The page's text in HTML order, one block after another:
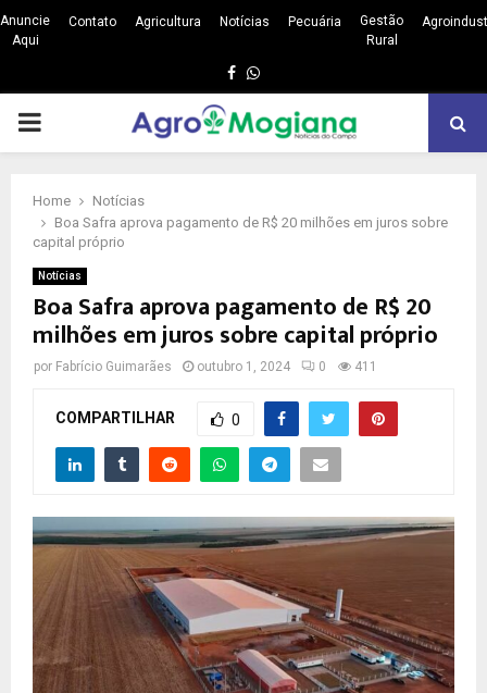
Anuncie
Aqui
Contato Agricultura Notícias Pecuária
Gestão
Rural
Facebook
Whatsapp
PRIMARY
Home
Notícias
Boa Safra aprova pagamento de R$ 20 milhões em juros sobre
capital próprio
Notícias
Boa Safra aprova pagamento de R$ 20
milhões em juros sobre capital próprio
por Fabrício Guimarães outubro 1, 2024 0 411
COMPARTILHAR 0